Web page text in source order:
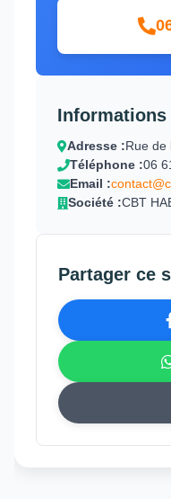
Informations
Adresse :Rue de
Téléphone :06
Email :
Société :CBT
Partager ce